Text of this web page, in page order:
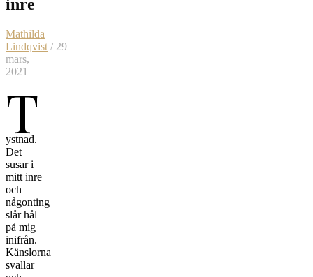
inre
Mathilda
Lindqvist / 29
mars,
2021
T
ystnad.
Det
susar i
mitt inre
och
någonting
slår hål
på mig
inifrån.
Känslorna
svallar